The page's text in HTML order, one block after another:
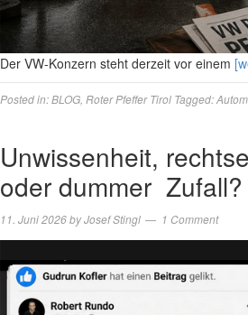
Der VW-Konzern steht derzeit vor einem
Posted in:BLOG Roter Pfeffer Tirol Tagged:
Unwissenheit,
oder dummer Zufall?
11. Juni 2026byJosef Stingl 1 Comment